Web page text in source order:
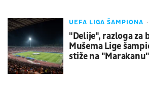
UEFA LIGA ŠAMPIONA
"Delije", razloga za
Mušema Lige
stiže na "Marakanu"